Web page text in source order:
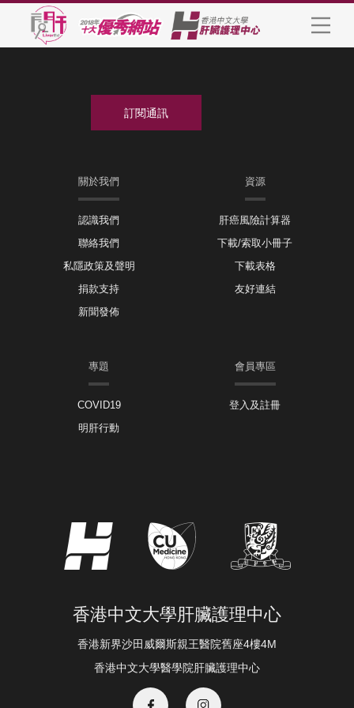
關於我們
認識我們
聯絡我們
私隱政策及聲明
捐款支持
新聞發佈
資源
肝癌風險計算器
下載/索取小冊子
下載表格
友好連結
專題
COVID19
明肝行動
會員專區
登入及註冊
香港中文大學肝臟護理中心
香港新界沙田威爾斯親王醫院舊座4樓4M
香港中文大學醫學院肝臟護理中心